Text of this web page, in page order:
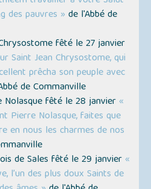
des pauvres » de l'Abbé de
fêté le 27 janvier
Saint Jean Chrysostome, qui
prêcha son peuple avec
de Commanville
fêté le 28 janvier «
Pierre Nolasque, faites que
en nous les charmes de nos
de Sales fêté le 29 janvier «
l’un des plus doux Saints de